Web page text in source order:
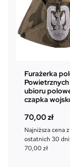
Furażerka
ubioru
czapka
70,00zł
Najniższa cena z
ostatnich 30 dni:
70,00zł